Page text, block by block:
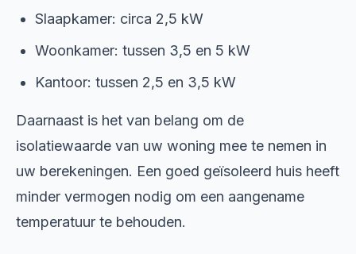
Slaapkamer: circa 2,5 kW
Woonkamer: tussen 3,5 en 5 kW
Kantoor: tussen 2,5 en 3,5 kW
Daarnaast is het van belang om de
isolatiewaarde van uw woning mee te nemen in
uw berekeningen. Een goed geïsoleerd huis heeft
minder vermogen nodig om een aangename
temperatuur te behouden.